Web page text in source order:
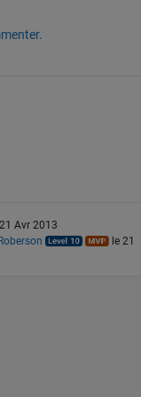
21 Avr 2013
le 21